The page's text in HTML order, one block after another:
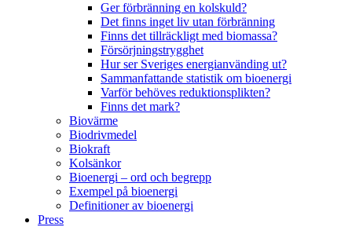
Ger förbränning en kolskuld?
Det finns inget liv utan förbränning
Finns det tillräckligt med biomassa?
Försörjningstrygghet
Hur ser Sveriges energianvänding ut?
Sammanfattande statistik om bioenergi
Varför behöves reduktionsplikten?
Finns det mark?
Biovärme
Biodrivmedel
Biokraft
Kolsänkor
Bioenergi – ord och begrepp
Exempel på bioenergi
Definitioner av bioenergi
Press